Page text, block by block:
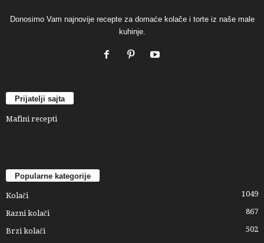
Donosimo Vam najnovije recepte za domaće kolače i torte iz naše male
kuhinje.
Prijatelji sajta
Mafini recepti
Popularne kategorije
Kolači 1049
Razni kolači 867
Brzi kolači
502